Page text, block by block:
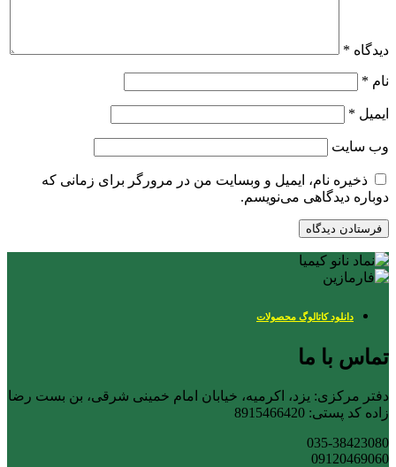
دیدگاه *
نام *
ایمیل *
وب‌ سایت
ذخیره نام، ایمیل و وبسایت من در مرورگر برای زمانی که
دوباره دیدگاهی می‌نویسم.
دانلود کاتالوگ محصولات
تماس با ما
دفتر مرکزی: یزد، اکرمیه، خیابان امام خمینی شرقی، بن بست رضا
زاده کد پستی: 8915466420
035-38423080
09120469060